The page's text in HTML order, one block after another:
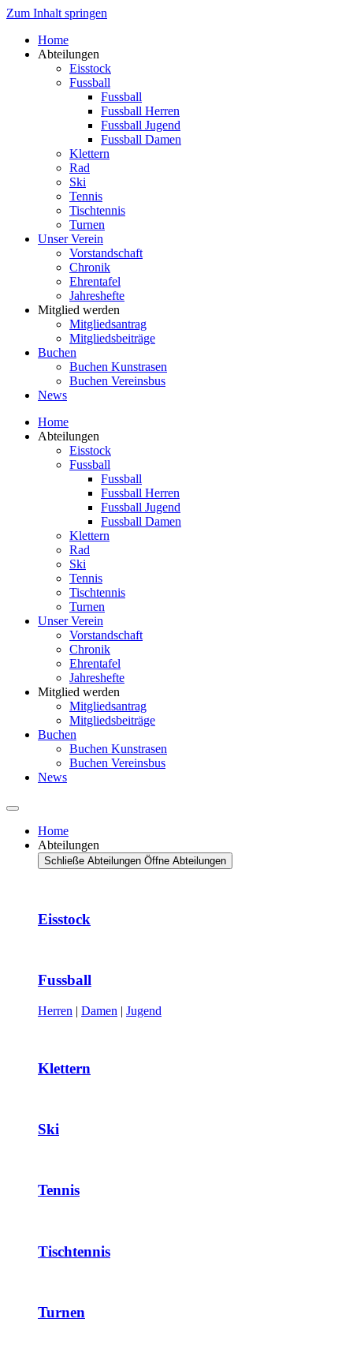
Zum Inhalt springen
Home
Abteilungen
Eisstock
Fussball
Fussball
Fussball Herren
Fussball Jugend
Fussball Damen
Klettern
Rad
Ski
Tennis
Tischtennis
Turnen
Unser Verein
Vorstandschaft
Chronik
Ehrentafel
Jahreshefte
Mitglied werden
Mitgliedsantrag
Mitgliedsbeiträge
Buchen
Buchen Kunstrasen
Buchen Vereinsbus
News
Home
Abteilungen
Eisstock
Fussball
Fussball
Fussball Herren
Fussball Jugend
Fussball Damen
Klettern
Rad
Ski
Tennis
Tischtennis
Turnen
Unser Verein
Vorstandschaft
Chronik
Ehrentafel
Jahreshefte
Mitglied werden
Mitgliedsantrag
Mitgliedsbeiträge
Buchen
Buchen Kunstrasen
Buchen Vereinsbus
News
Home
Abteilungen
Schließe Abteilungen Öffne Abteilungen
Eisstock
Fussball
Herren | Damen | Jugend
Klettern
Ski
Tennis
Tischtennis
Turnen